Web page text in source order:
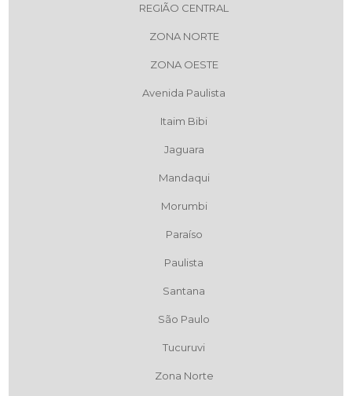
REGIÃO CENTRAL
ZONA NORTE
ZONA OESTE
Avenida Paulista
Itaim Bibi
Jaguara
Mandaqui
Morumbi
Paraíso
Paulista
Santana
São Paulo
Tucuruvi
Zona Norte